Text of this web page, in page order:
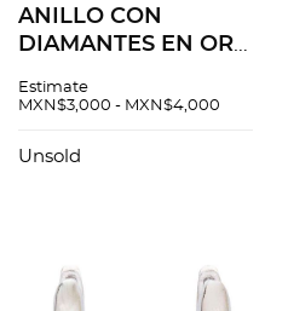
ANILLO CON
DIAMANTES EN ORO
Diamantes corte
Peso: 1.5 g. Talla: 7 ¼
Estimate
MXN$3,000 - MXN$4,000
Unsold